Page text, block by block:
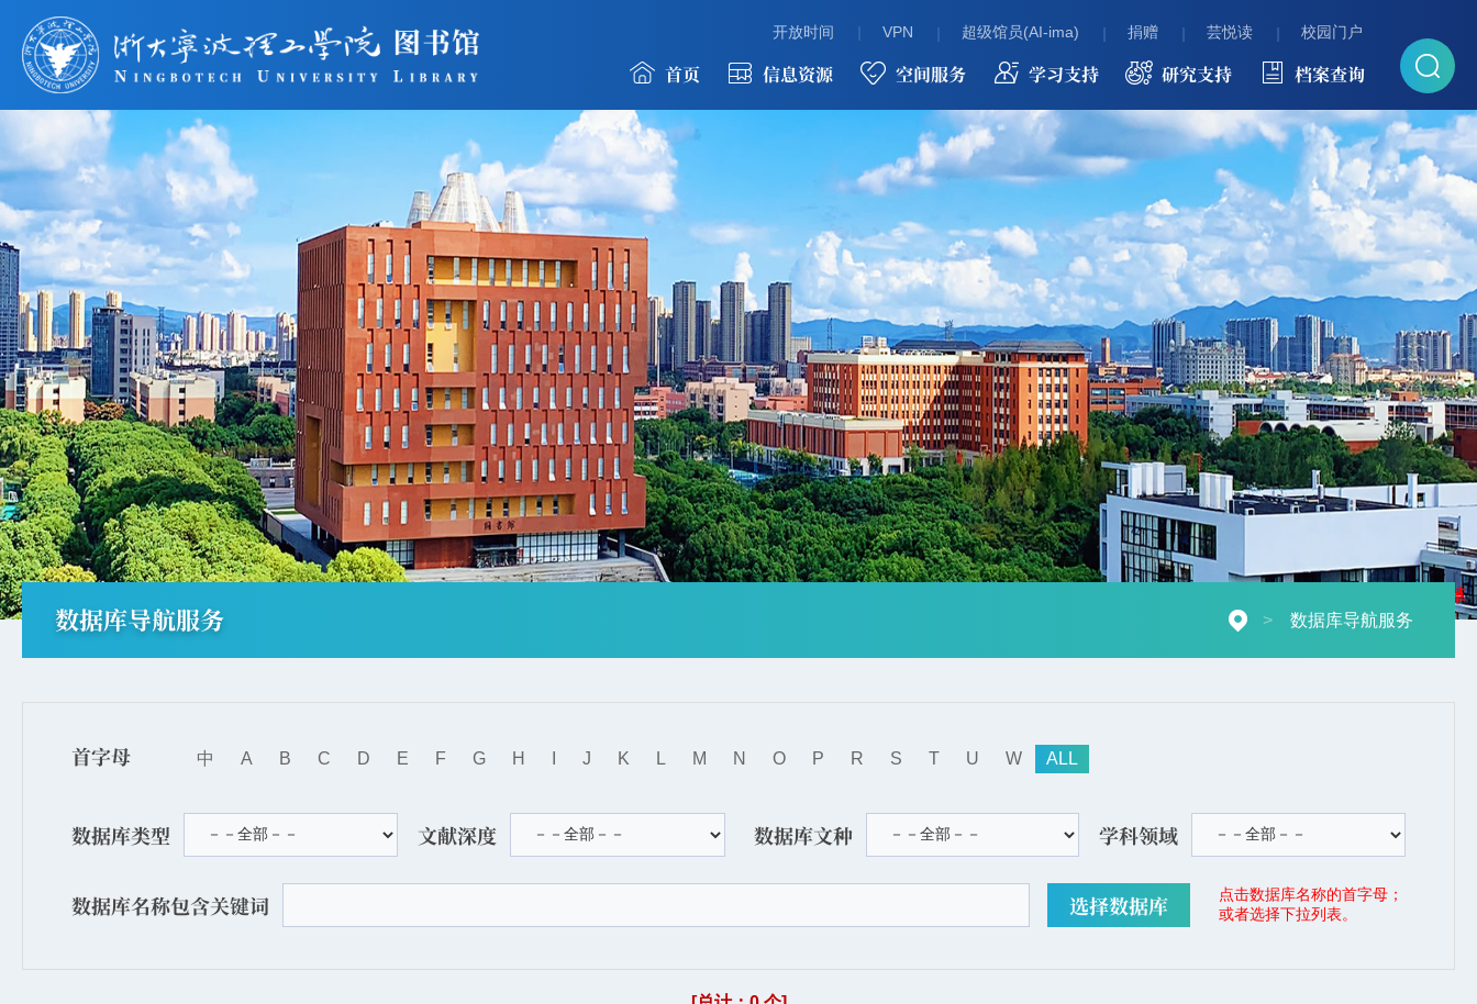
开放时间 VPN 超级馆员(AI-ima) 捐赠 芸悦读 校园门户
首页 信息资源 空间服务 学习支持 研究支持 档案查询
摄影：秋草
数据库导航服务 > 数据库导航服务
首字母 中 A B C D E F G H J K L M N O P R S T U W ALL
数据库类型 文献深度 数据库文种 学科领域
数据库名称包含关键词
点击数据库名称的首字母；
或者选择下拉列表。